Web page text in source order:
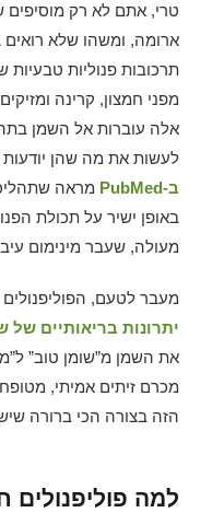
טרי, אתם לא רק מוסיפים
ארומה, ומשהו שלא רואים
תרכובות פנוליות טבעיות
מפני חמצון, קרינה
אלה עוברות אל השמן
לעשות את מה שהן יודעות
ב-PubMed
מראה
באופן ישיר על תכולת
מעולה, שעבר מינימום
מעבר לטעם,
יתרונות בריאותיים של
את השמן מ”שומן טוב”
מכרם זיתים אמיתי,
הזה בצורה הכי ברורה
למה